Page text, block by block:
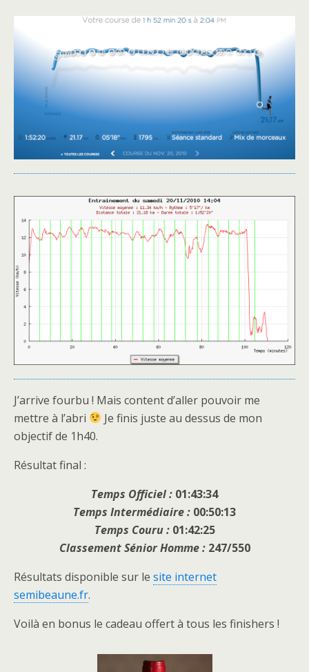
J’arrive fourbu ! Mais content d’aller pouvoir me
mettre à l’abri
Je finis juste au dessus de mon
objectif de 1h40.
Résultat final :
Temps Officiel : 01:43:34
Temps Intermédiaire : 00:50:13
Temps Couru :01:42:25
Classement Sénior Homme :247/550
Résultats disponible sur le site internet
semibeaune.fr.
Voilà en bonus le cadeau offert à tous les finishers !